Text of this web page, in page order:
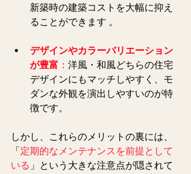
新築時の建築コストを大幅に抑え
ることができます 。
デザインやカラーバリエーション
が豊富 ： 洋風・和風どちらの住宅
デザインにもマッチしやすく、モ
ダンな外観を演出しやすいのが特
徴です。
しかし、これらのメリットの裏には、
「定期的なメンテナンスを前提として
いる 」という大きな注意点が隠されて